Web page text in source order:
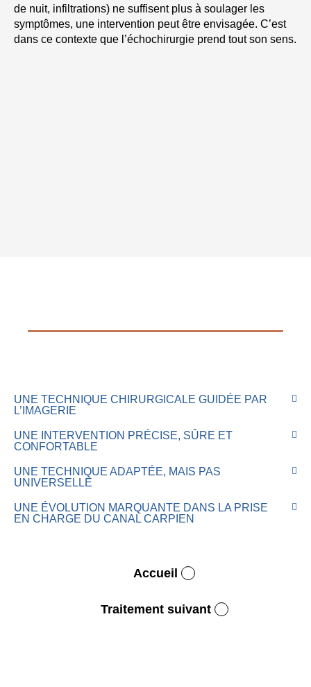
de nuit, infiltrations) ne suffisent plus à soulager les
symptômes, une intervention peut être envisagée. C’est
dans ce contexte que l’échochirurgie prend tout son sens.
UNE TECHNIQUE CHIRURGICALE GUIDÉE PAR
L’IMAGERIE
UNE INTERVENTION PRÉCISE, SÛRE ET
CONFORTABLE
UNE TECHNIQUE ADAPTÉE, MAIS PAS
UNIVERSELLE
UNE ÉVOLUTION MARQUANTE DANS LA PRISE
EN CHARGE DU CANAL CARPIEN
Accueil
Traitement suivant